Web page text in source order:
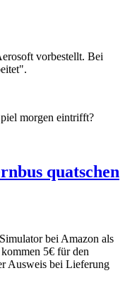
vorbestellt. Bei
morgen eintrifft?
quatschen
bei Amazon als
5€ für den
Ausweis bei Lieferung